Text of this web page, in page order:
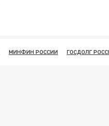
МИНФИН РОССИИ ГОСДОЛГ